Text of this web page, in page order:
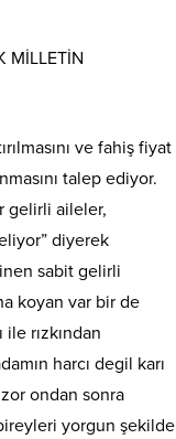
MİLLETİN
ve fahiş fiyat
talep ediyor.
gelirli aileler,
diyerek
sabit gelirli
koyan var bir de
rızkından
harcı degil karı
ondan sonra
yorgun şekilde